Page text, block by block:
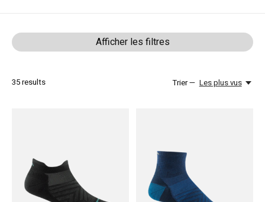
Afficher les filtres
35results Trier — Les plus vus